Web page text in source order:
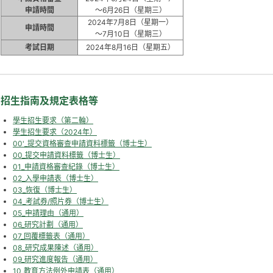
申請時間
～6月26日（星期三）
申請時間
2024年7月8日（星期一）
～7月10日（星期三）
考試日期
2024年8月16日（星期五）
招生指南及規定表格等
學生招生要求（第二輪）
學生招生要求（2024年）
00'_提交資格審查申請資料標籤（博士生）
00_提交申請資料標籤（博士生）
01_申請資格審查紀錄（博士生）
02_入學申請表（博士生）
03_恢復（博士生）
04_考試券/照片券（博士生）
05_申請理由（通用）
06_研究計劃（通用）
07_回覆標籤表（通用）
08_研究成果陳述（通用）
09_研究進度報告（通用）
10_教育方法例外申請表（通用）